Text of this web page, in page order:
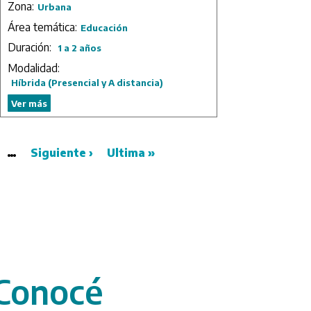
Zona: Urbana
Área temática: Educación
Duración: 1 a 2 años
Modalidad:
Híbrida (Presencial y A distancia)
Ver más
…
Next
Siguiente ›
Last
Ultima »